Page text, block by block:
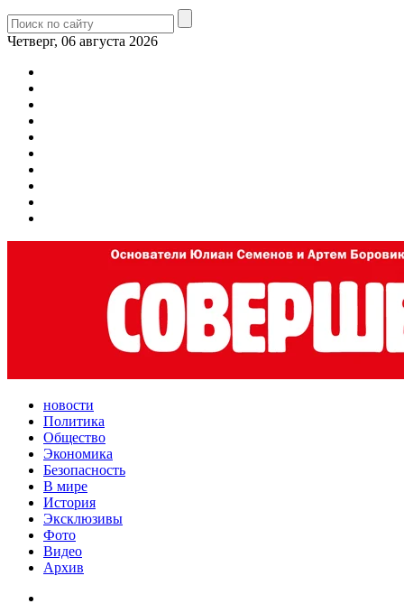
Четверг, 06 августа 2026
новости
Политика
Общество
Экономика
Безопасность
В мире
История
Эксклюзивы
Фото
Видео
Архив